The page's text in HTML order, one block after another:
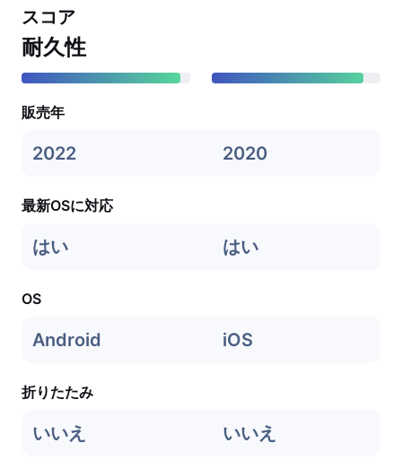
スコア
耐久性
販売年
2022 2020
最新OSに対応
はい はい
OS
Android iOS
折りたたみ
いいえ いいえ